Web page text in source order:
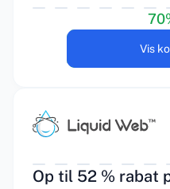
Vis
Op til 52 % rabat